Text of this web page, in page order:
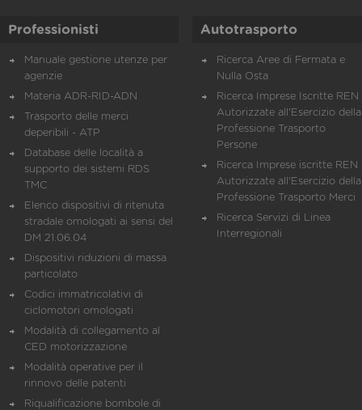
Professionisti
Manuale gestione utenze per
agenzie
Materia ADR-RID-ADN
Trasporto delle merci
deperibili - ATP
Database delle località a
supporto dei sistemi RDS
TMC
Elenco dispositivi di ritenuta
stradale omologati ai sensi del
DM 21.06.04
Dispositivi riduzioni di massa
particolato
Codici immatricolativi di
ciclomotori omologati
Modalità di collegamento al
CED motorizzazione
Modalità operative per il
rinnovo delle patenti
Riqualificazione bombole di
Autotrasporto
Ricerca Aree di Fermata e
Nulla Osta
Ricerca Imprese Iscritte REN
Autorizzate all'Esercizio della
Professione Trasporto
Persone
Ricerca Imprese iscritte REN
Autorizzate all'Esercizio della
Professione Trasporto Merci
Ricerca Servizi di Linea
Interregionali